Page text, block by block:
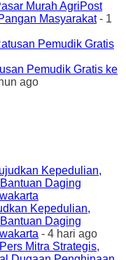
Murah AgriPost
Masyarakat- 1
Pemudik Gratis ke
ago
Kepedulian,
Daging
- 4 hari ago